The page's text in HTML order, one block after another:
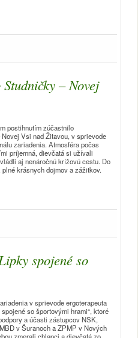
– Novej
postihnutím zúčastnilo
Vsi nad Žitavou, v sprievode
zariadenia. Atmosféra počas
príjemná, dievčatá si užívali
aj nenáročnú krížovú cestu. Do
krásnych dojmov a zážitkov.
spojené so
v sprievode ergoterapeuta
so športovými hrami“, ktoré
a účasti zástupcov NSK,
v Šuranoch a ZPMP v Nových
zmerali chlapci a dievčatá zo